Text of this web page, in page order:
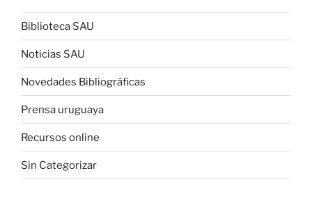
Biblioteca SAU
Noticias SAU
Novedades Bibliográficas
Prensa uruguaya
Recursos online
Sin Categorizar